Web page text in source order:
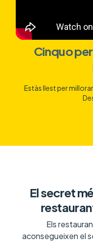
Cinquo
Estàs llest per
El secret
Els
aconsegueixen el